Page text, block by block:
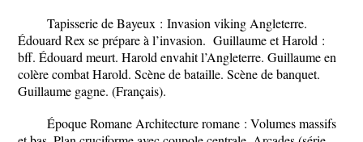
Tapisserie de Bayeux : Invasion viking Angleterre.
Édouard Rex se prépare à l’invasion. Guillaume et Harold :
bff. Édouard meurt. Harold envahit l’Angleterre. Guillaume en
colère combat Harold. Scène de bataille. Scène de banquet.
Guillaume gagne. (Français).
Époque Romane Architecture romane : Volumes massifs